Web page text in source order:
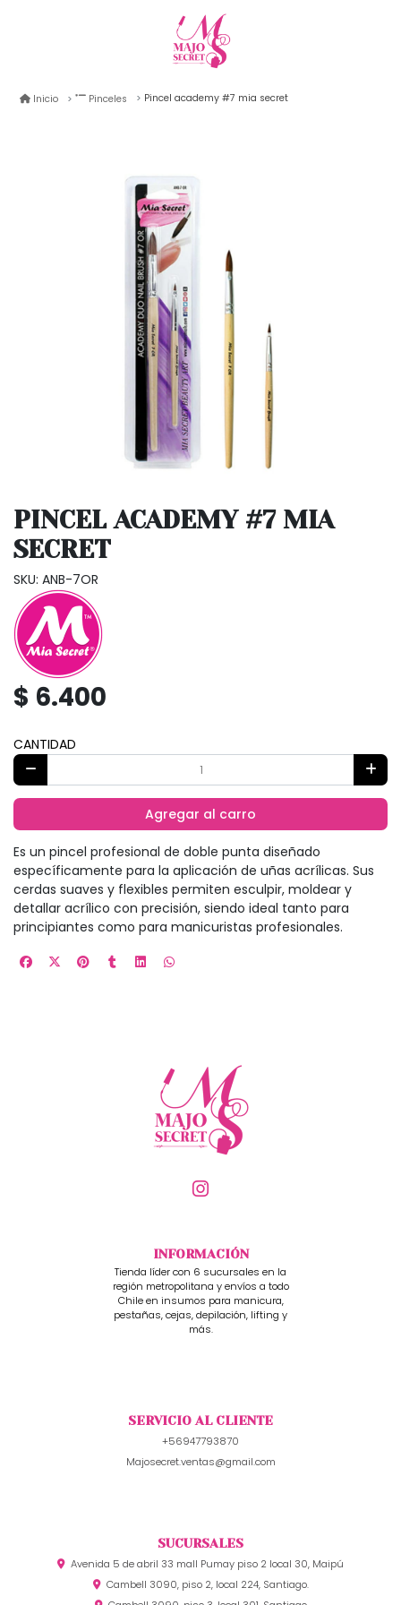
Inicio Pinceles Pincel academy #7 mia secret
PINCEL ACADEMY #7 MIA
SECRET
SKU: ANB-7OR
$ 6.400
CANTIDAD
Agregar al carro
Es un pincel profesional de doble punta diseñado
específicamente para la aplicación de uñas acrílicas. Sus
cerdas suaves y flexibles permiten esculpir, moldear y
detallar acrílico con precisión, siendo ideal tanto para
principiantes como para manicuristas profesionales.
INFORMACIÓN
Tienda líder con 6 sucursales en la
región metropolitana y envíos a todo
Chile en insumos para manicura,
pestañas, cejas, depilación, lifting y
más.
SERVICIO AL CLIENTE
+56947793870
Majosecret.ventas@gmail.com
SUCURSALES
Avenida 5 de abril 33 mall Pumay piso 2 local 30, Maipú
Cambell 3090, piso 2, local 224, Santiago.